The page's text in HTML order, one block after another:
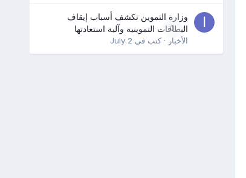
0
وزارة التموين تكشف أسباب إيقاف
البطاقات التموينية وآلية استعادتها
الأخبار · كتب في July 2